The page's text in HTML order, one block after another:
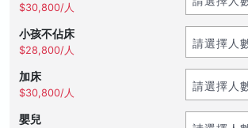
$30,800/人
小孩不佔床
$28,800/人
加床
$30,800/人
嬰兒